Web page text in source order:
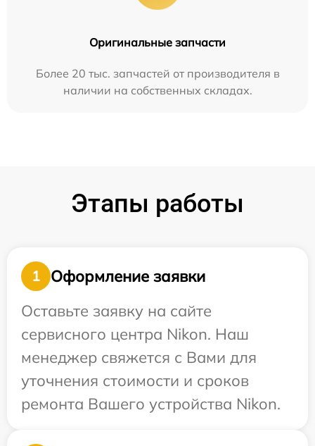
Оригинальные запчасти
Более 20 тыс. запчастей от производителя в
наличии на собственных складах.
Этапы работы
1
Оформление заявки
Оставьте заявку на сайте
сервисного центра Nikon. Наш
менеджер свяжется с Вами для
уточнения стоимости и сроков
ремонта Вашего устройства Nikon.